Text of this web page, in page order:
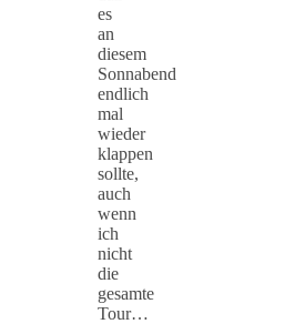
es
an
diesem
Sonnabend
endlich
mal
wieder
klappen
sollte,
auch
wenn
ich
nicht
die
gesamte
Tour…